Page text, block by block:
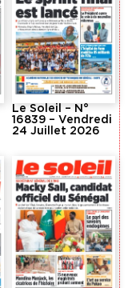
Le Soleil – N°
16839 – Vendredi
24 Juillet 2026